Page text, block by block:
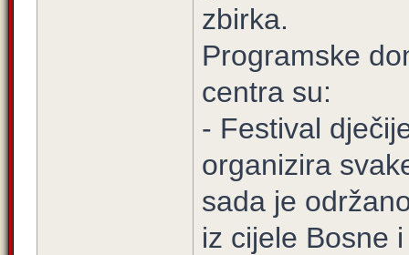
zbirka.
Programske
centra su:
- Festival
organizira
sada je
iz cijele Bosne